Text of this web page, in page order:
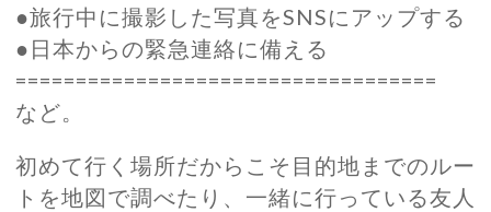
●旅行中に撮影した写真をSNSにアップする
●日本からの緊急連絡に備える
===================================
など。
初めて行く場所だからこそ目的地までのルー
トを地図で調べたり、一緒に行っている友人